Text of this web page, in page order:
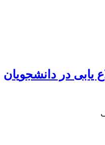
یابی در دانشجویان